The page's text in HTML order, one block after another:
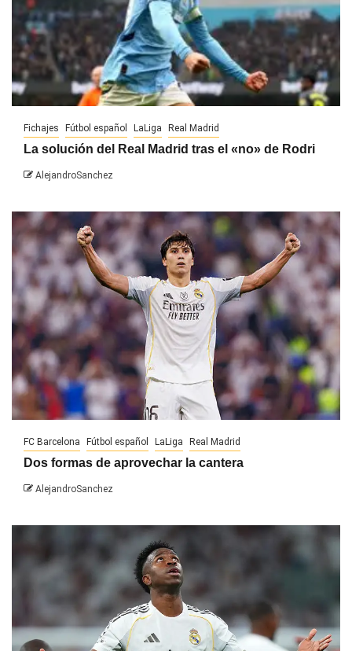
Fichajes Fútbol español LaLiga Real Madrid
La solución del Real Madrid tras el «no» de Rodri
AlejandroSanchez
FC Barcelona Fútbol español LaLiga Real Madrid
Dos formas de aprovechar la cantera
AlejandroSanchez